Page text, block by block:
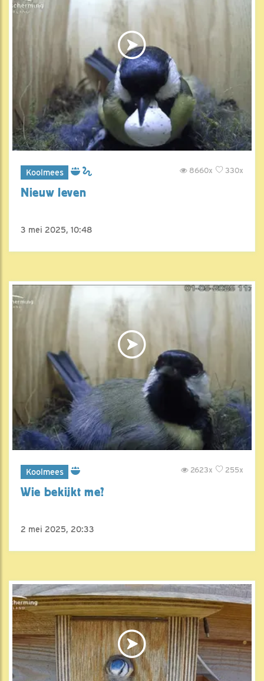
Koolmees 330x
8660x
Nieuw leven
3 mei 2025, 10:48
Koolmees 255x
2623x
Wie bekijkt me?
2 mei 2025, 20:33